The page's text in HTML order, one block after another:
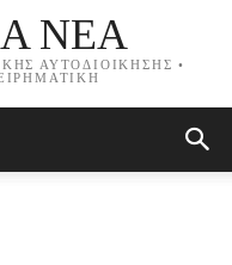
ΝΕΑ
ΑΥΤΟΔΙΟΙΚΗΣΗΣ •